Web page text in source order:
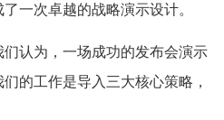
一次卓越的战略演示设计。
认为，一场成功的发布会演示
的工作是导入三大核心策略，